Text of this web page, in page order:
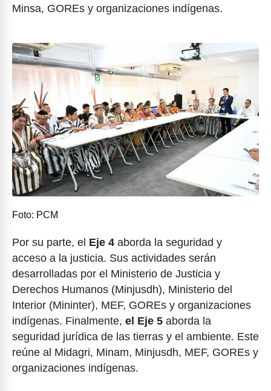
Minsa, GOREs y organizaciones indígenas.
Foto: PCM
Por su parte, el Eje 4 aborda la seguridad y
acceso a la justicia. Sus actividades serán
desarrolladas por el Ministerio de Justicia y
Derechos Humanos (Minjusdh), Ministerio del
Interior (Mininter), MEF, GOREs y organizaciones
indígenas. Finalmente, el Eje 5 aborda la
seguridad jurídica de las tierras y el ambiente. Este
reúne al Midagri, Minam, Minjusdh, MEF, GOREs y
organizaciones indígenas.